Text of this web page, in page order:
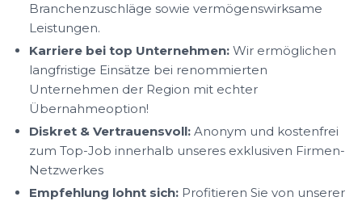
Branchenzuschläge sowie vermögenswirksame
Leistungen.
Karriere bei top Unternehmen: Wir ermöglichen
langfristige Einsätze bei renommierten
Unternehmen der Region mit echter
Übernahmeoption!
Diskret & Vertrauensvoll: Anonym und kostenfrei
zum Top-Job innerhalb unseres exklusiven Firmen-
Netzwerkes
Empfehlung lohnt sich: Profitieren Sie von unserer